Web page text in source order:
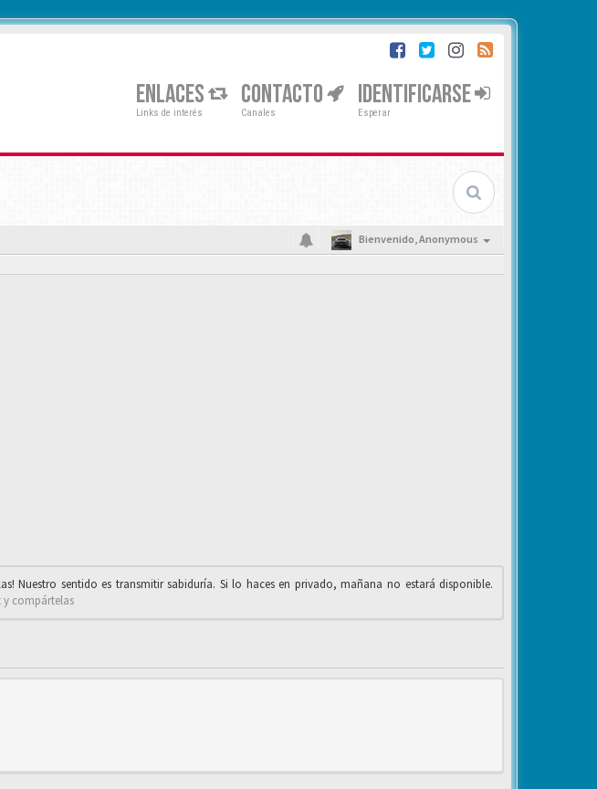
ENLACES
Links de interés
CONTACTO
Canales
IDENTIFICARSE
Esperar
Bienvenido,Anonymous
Nuestro sentido es transmitir sabiduría. Si lo haces en privado, mañana no estará disponible.
y compártelas